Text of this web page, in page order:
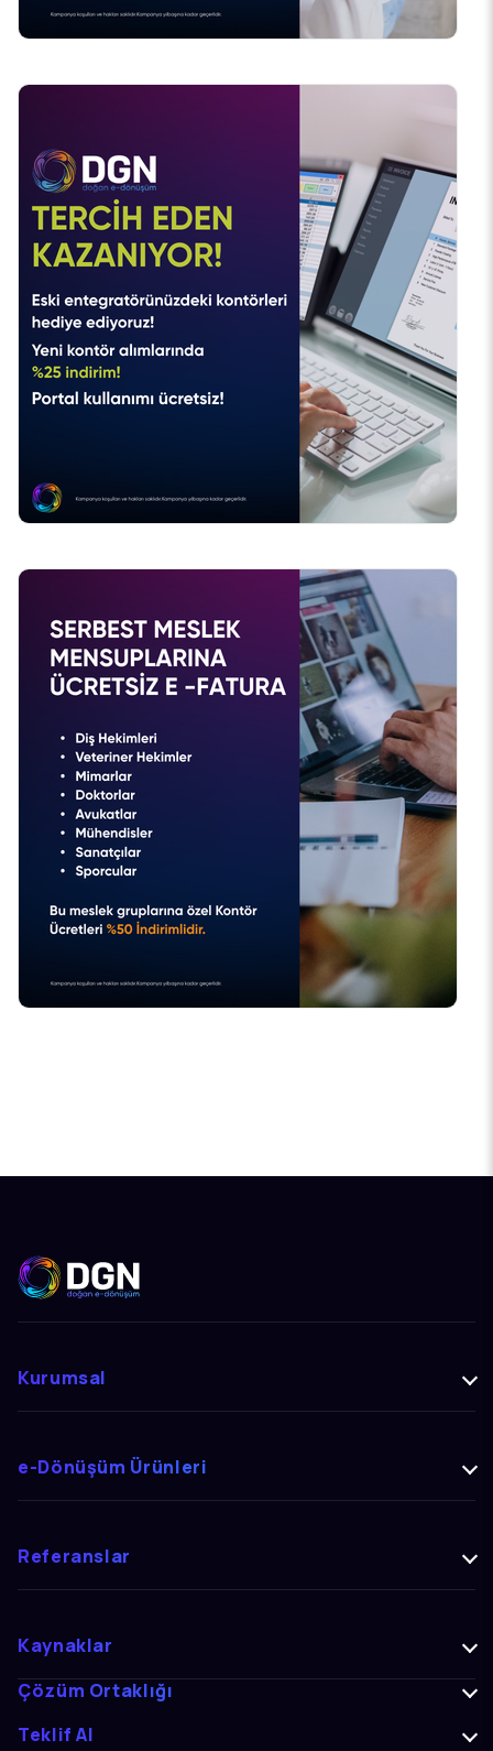
Kurumsal
e-Dönüşüm Ürünleri
Referanslar
Kaynaklar
Çözüm Ortaklığı
Teklif Al